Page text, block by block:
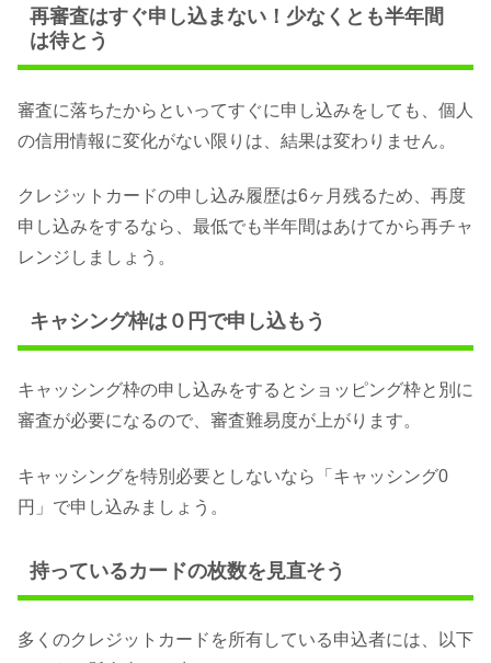
再審査はすぐ申し込まない！少なくとも半年間
は待とう
審査に落ちたからといってすぐに申し込みをしても、個人
の信用情報に変化がない限りは、結果は変わりません。
クレジットカードの申し込み履歴は6ヶ月残るため、再度
申し込みをするなら、最低でも半年間はあけてから再チャ
レンジしましょう。
キャシング枠は０円で申し込もう
キャッシング枠の申し込みをするとショッピング枠と別に
審査が必要になるので、審査難易度が上がります。
キャッシングを特別必要としないなら「キャッシング0
円」で申し込みましょう。
持っているカードの枚数を見直そう
多くのクレジットカードを所有している申込者には、以下